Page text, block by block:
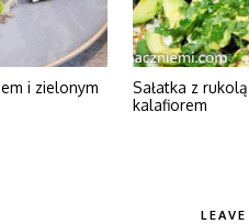
i zielonym
Sałatka z
kalafiorem